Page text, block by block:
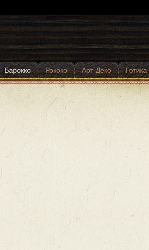
Барокко Рококо Арт-Деко Готика